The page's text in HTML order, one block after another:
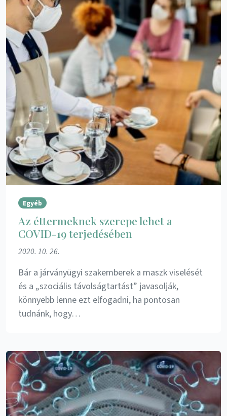
Egyéb
Az éttermeknek szerepe lehet a
COVID-19 terjedésében
2020. 10. 26.
Bár a járványügyi szakemberek a maszk viselését
és a „szociális távolságtartást” javasolják,
könnyebb lenne ezt elfogadni, ha pontosan
tudnánk, hogy…